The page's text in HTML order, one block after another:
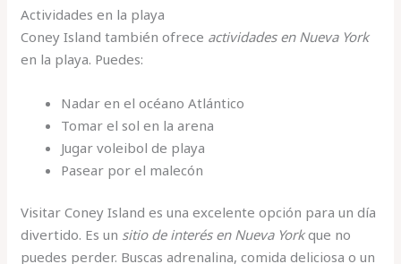
Actividades en la playa
Coney Island también ofrece actividades en Nueva York
en la playa. Puedes:
Nadar en el océano Atlántico
Tomar el sol en la arena
Jugar voleibol de playa
Pasear por el malecón
Visitar Coney Island es una excelente opción para un día
divertido. Es un sitio de interés en Nueva Yorkque no
puedes perder. Buscas adrenalina, comida deliciosa o un